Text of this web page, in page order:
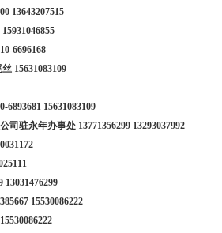
13643207515
15931046855
6696168
丝 15631083109
6893681 15631083109
司驻永年办事处 13771356299 13293037992
13031476299
15530086222
15530086222